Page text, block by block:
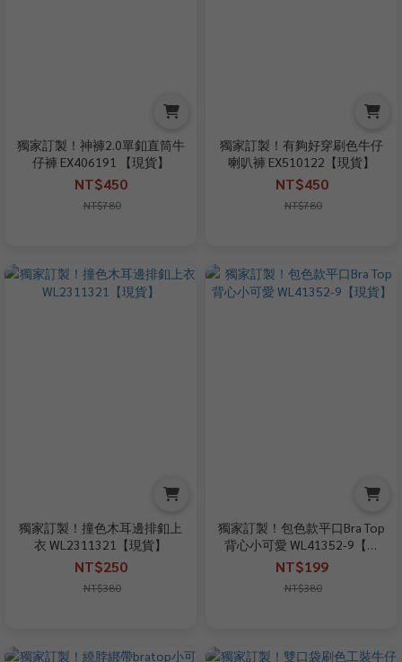
獨家訂製！神褲2.0單釦直筒牛
仔褲 EX406191 【現貨】
NT$450
NT$780
獨家訂製！有夠好穿刷色牛仔
喇叭褲 EX510122【現貨】
NT$450
NT$780
獨家訂製！撞色木耳邊排釦上
衣 WL2311321【現貨】
NT$250
NT$380
獨家訂製！包色款平口Bra Top
背心小可愛 WL41352-9【現
貨】
NT$199
NT$380